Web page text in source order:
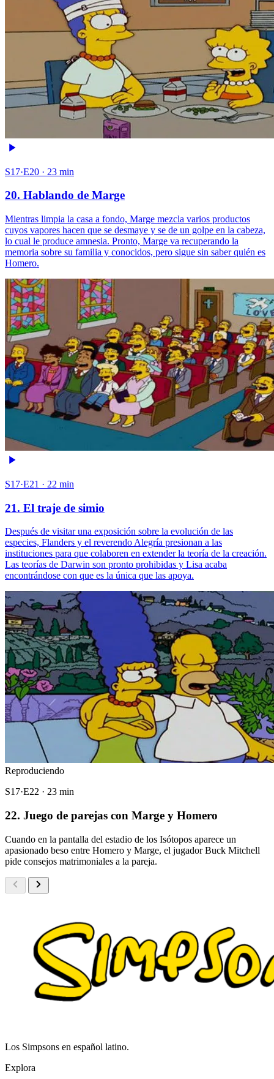
S17·E20 · 23 min
20. Hablando de Marge
Mientras limpia la casa a fondo, Marge mezcla varios productos
cuyos vapores hacen que se desmaye y se de un golpe en la cabeza,
lo cual le produce amnesia. Pronto, Marge va recuperando la
memoria sobre su familia y conocidos, pero sigue sin saber quién es
Homero.
S17·E21 · 22 min
21. El traje de simio
Después de visitar una exposición sobre la evolución de las
especies, Flanders y el reverendo Alegría presionan a las
instituciones para que colaboren en extender la teoría de la creación.
Las teorías de Darwin son pronto prohibidas y Lisa acaba
encontrándose con que es la única que las apoya.
Reproduciendo
S17·E22 · 23 min
22. Juego de parejas con Marge y Homero
Cuando en la pantalla del estadio de los Isótopos aparece un
apasionado beso entre Homero y Marge, el jugador Buck Mitchell
pide consejos matrimoniales a la pareja.
Los Simpsons en español latino.
Explora